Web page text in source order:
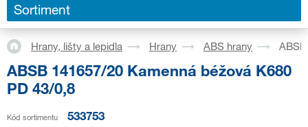
Sortiment
Hrany, lišty a lepidla Hrany ABS hrany
ABSB 141657/20 Kamenná béžová K680
PD 43/0,8
Kód sortimentu 533753